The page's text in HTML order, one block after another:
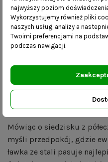
się do stworzenia bardziej
ławeczki, lub siedziska o
geometrycznej, wręcz
ławeczka industrialna do
niebanalnej formy i
pełnowartościową szafką
przedpokój zyskuje i na
Siedzisko do
Mówiąc o siedzisku z
myśli przedpokój, gdzie
ławka ze stali pasuje
najwyższy poziom
Wykorzystujemy również pliki
naszych usług, analizy a
Twoimi preferencjami na
podczas nawigacji.